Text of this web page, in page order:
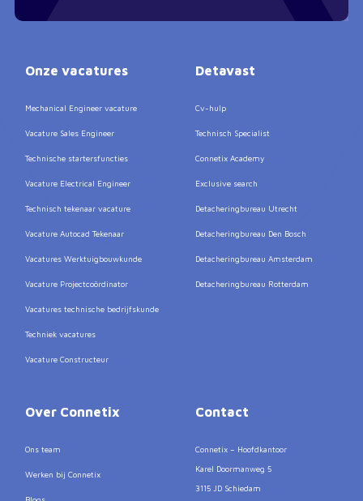
Onze vacatures
Mechanical Engineer vacature
Vacature Sales Engineer
Technische startersfuncties
Vacature Electrical Engineer
Technisch tekenaar vacature
Vacature Autocad Tekenaar
Vacatures Werktuigbouwkunde
Vacature Projectcoördinator
Vacatures technische bedrijfskunde
Techniek vacatures
Vacature Constructeur
Detavast
Cv-hulp
Technisch Specialist
Connetix Academy
Exclusive search
Detacheringbureau Utrecht
Detacheringbureau Den Bosch
Detacheringbureau Amsterdam
Detacheringbureau Rotterdam
Over Connetix
Ons team
Werken bij Connetix
Contact
Connetix – Hoofdkantoor
Karel Doormanweg 5
3115 JD Schiedam